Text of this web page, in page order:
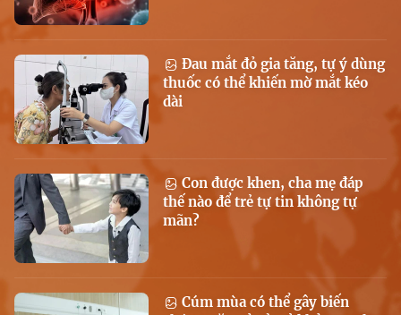
Đau mắt đỏ gia tăng, tự ý dùng
thuốc có thể khiến mờ mắt kéo
dài
Con được khen, cha mẹ đáp
thế nào để trẻ tự tin không tự
mãn?
Cúm mùa có thể gây biến